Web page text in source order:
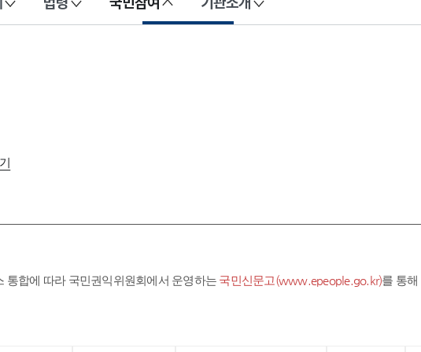
통합에 따라 국민권익위원회에서 운영하는 국민신문고(www.epeople.go.kr)를 통해